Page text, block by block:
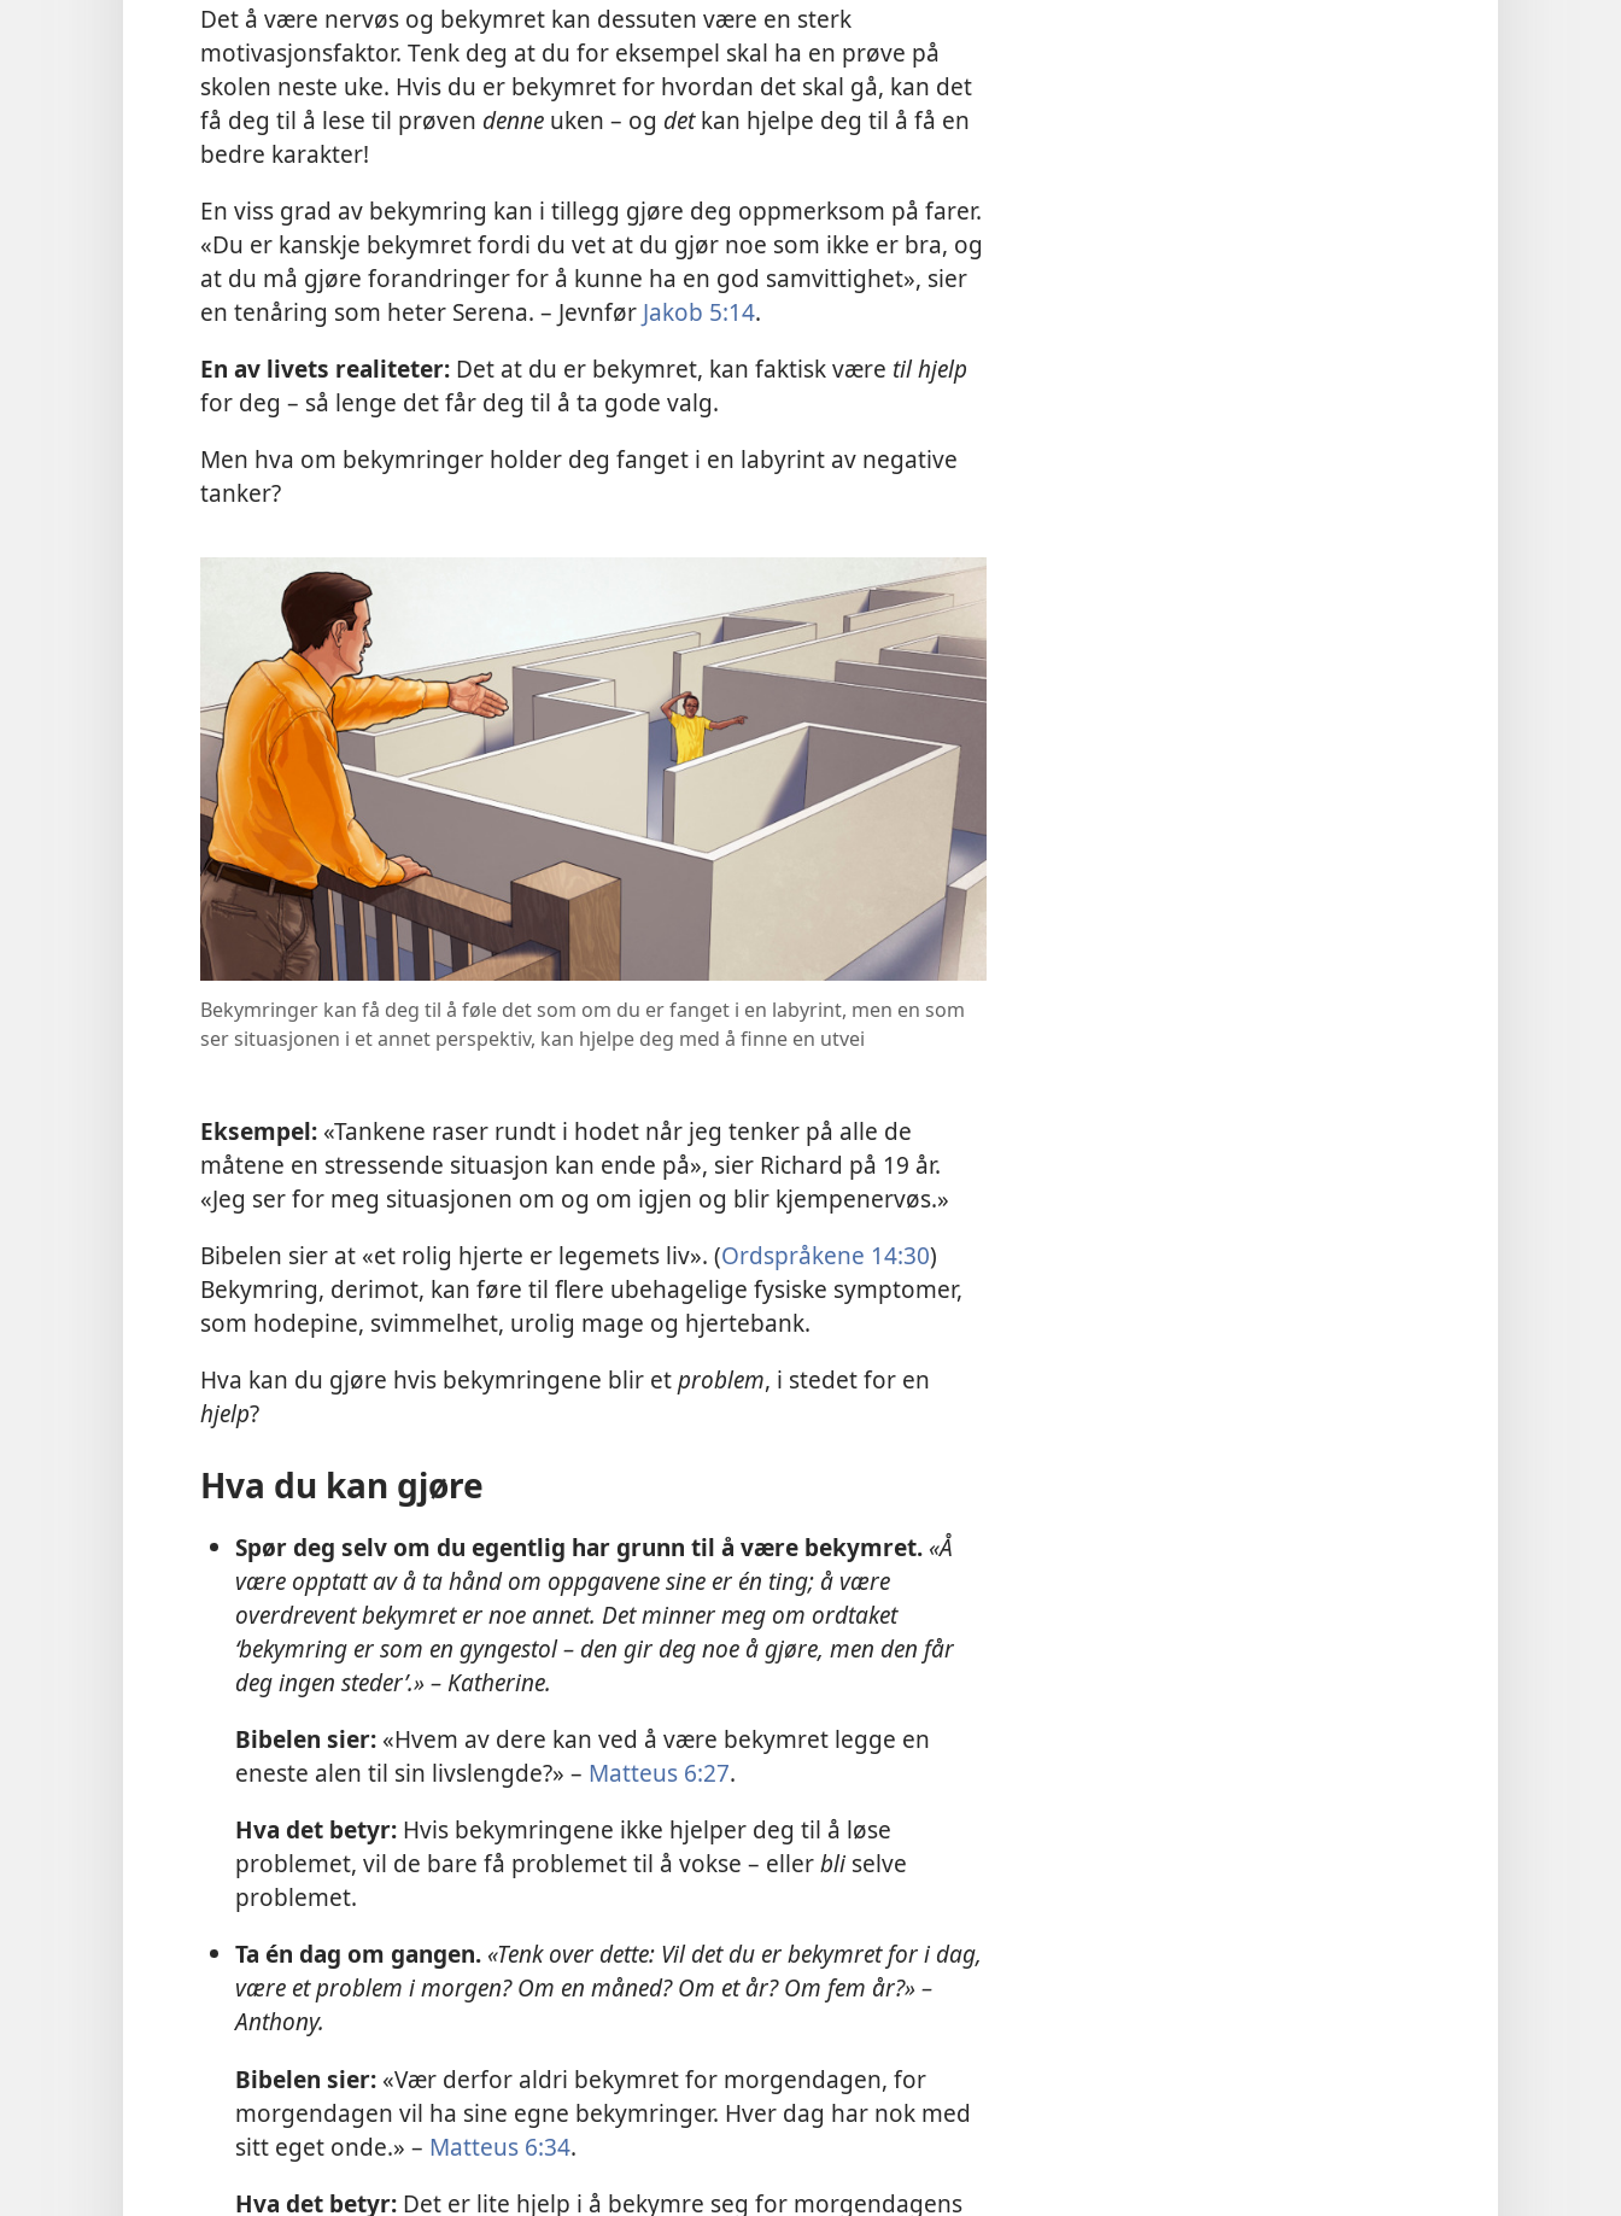
Det å være nervøs og bekymret kan dessuten være en sterk
motivasjonsfaktor. Tenk deg at du for eksempel skal ha en prøve på
skolen neste uke. Hvis du er bekymret for hvordan det skal gå, kan det
få deg til å lese til prøven denne uken – og detkan hjelpe deg til å få en
bedre karakter!
En viss grad av bekymring kan i tillegg gjøre deg oppmerksom på farer.
«Du er kanskje bekymret fordi du vet at du gjør noe som ikke er bra, og
at du må gjøre forandringer for å kunne ha en god samvittighet», sier
en tenåring som heter Serena. – Jevnfør Jakob 5:14.
En av livets realiteter: Det at du er bekymret, kan faktisk være til hjelp
for deg – så lenge det får deg til å ta gode valg.
Men hva om bekymringer holder deg fanget i en labyrint av negative
tanker?
Bekymringer kan få deg til å føle det som om du er fanget i en labyrint, men en som
ser situasjonen i et annet perspektiv, kan hjelpe deg med å finne en utvei
Eksempel: «Tankene raser rundt i hodet når jeg tenker på alle de
måtene en stressende situasjon kan ende på», sier Richard på 19 år.
«Jeg ser for meg situasjonen om og om igjen og blir kjempenervøs.»
Bibelen sier at «et rolig hjerte er legemets liv». (Ordspråkene 14:30)
Bekymring, derimot, kan føre til flere ubehagelige fysiske symptomer,
som hodepine, svimmelhet, urolig mage og hjertebank.
Hva kan du gjøre hvis bekymringene blir etproblem, i stedet for en
hjelp?
Hva du kan gjøre
Spør deg selv om du egentlig har grunn til å være bekymret. «Å
være opptatt av å ta hånd om oppgavene sine er én ting; å være
overdrevent bekymret er noe annet. Det minner meg om ordtaket
‘bekymring er som en gyngestol – den gir deg noe å gjøre, men den får
deg ingen steder’.» – Katherine.
Bibelen sier:«Hvem av dere kan ved å være bekymret legge en
eneste alen til sin livslengde?» – Matteus 6:27.
Hva det betyr:Hvis bekymringene ikke hjelper deg til å løse
problemet, vil de bare få problemet til å vokse – ellerbliselve
problemet.
Ta én dag om gangen. «Tenk over dette: Vil det du er bekymret for i dag,
være et problem i morgen? Om en måned? Om et år? Om fem år?» –
Anthony.
Bibelen sier:«Vær derfor aldri bekymret for morgendagen, for
morgendagen vil ha sine egne bekymringer. Hver dag har nok med
sitt eget onde.» – Matteus 6:34.
Hva det betyr:Det er lite hjelp i å bekymre seg for morgendagens